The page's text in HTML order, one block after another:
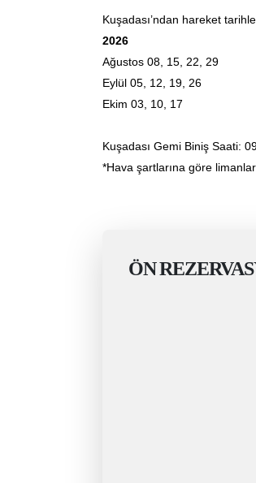
Kuşadası’ndan hareket
2026
Ağustos 08, 15, 22, 29
Eylül 05, 12, 19, 26
Ekim 03, 10, 17
Kuşadası Gemi Biniş Saati:
*Hava şartlarına göre
ÖN